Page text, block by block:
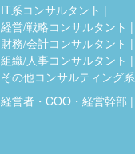
IT系コンサルタント
経営/戦略コンサルタント
財務/会計コンサルタント
組織/人事コンサルタント
その他コンサルティング系
経営者・COO・経営幹部